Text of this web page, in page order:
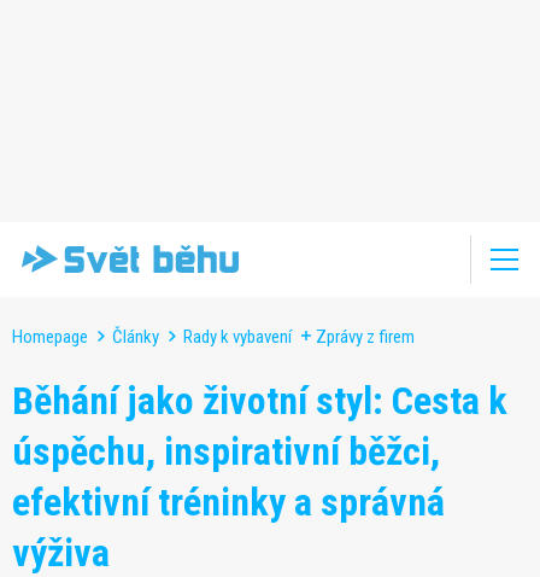
Homepage Články Rady k vybavení Zprávy z firem
Běhání jako životní styl: Cesta k
úspěchu, inspirativní běžci,
efektivní tréninky a správná
výživa